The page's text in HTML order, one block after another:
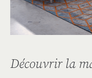
Découvrir la